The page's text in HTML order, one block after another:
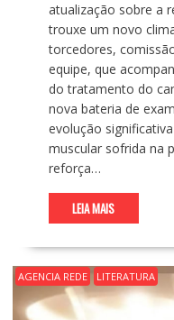
atualização sobre a
trouxe um novo
torcedores,
equipe, que
do tratamento do
nova bateria de
evolução
muscular sofrida na
reforça…
LEIA MAIS
AGENCIA REDE LITERATURA